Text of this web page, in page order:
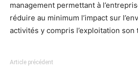
management permettant à
réduire au minimum l’impact sur
activités y compris l’exploitation
Article précédent